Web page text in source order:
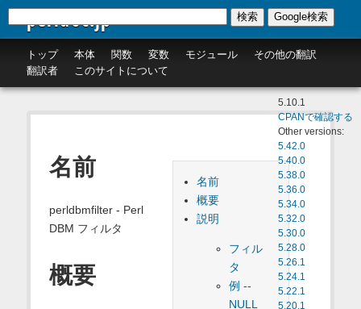
perldoc.jp
トップ 本体 関数 変数 モジュール
その他の翻訳
翻訳者
このサイトについて
検索 Google検索
5.10.1
CPANで確認する
Other versions:
5.42.0
5.40.0
5.38.0
5.36.0
5.34.0
5.32.0
5.30.0
5.28.0
5.26.1
5.24.1
5.22.1
5.20.1
名前
概要
説明
フィル
タ
例 --
NULL
名前
perldbmfilter - Perl
DBM フィルタ
概要